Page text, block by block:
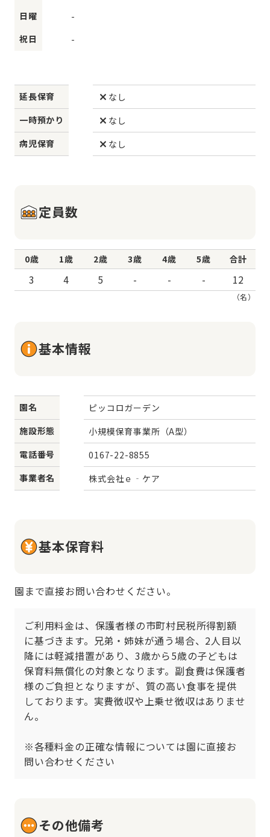
日曜
-
祝日
-
延長保育
なし
一時預かり
なし
病児保育
なし
定員数
0歳 1歳 2歳 3歳 4歳 5歳 合計
3 4 5 - - - 12
（名）
基本情報
園名
ピッコロガーデン
施設形態
小規模保育事業所（A型）
電話番号
0167-22-8855
事業者名
株式会社ｅ‐ケア
基本保育料
園まで直接お問い合わせください。
ご利用料金は、保護者様の市町村民税所得割額
に基づきます。兄弟・姉妹が通う場合、2人目以
降には軽減措置があり、3歳から5歳の子どもは
保育料無償化の対象となります。副食費は保護者
様のご負担となりますが、質の高い食事を提供
しております。実費徴収や上乗せ徴収はありませ
ん。
※各種料金の正確な情報については園に直接お
問い合わせください
その他備考